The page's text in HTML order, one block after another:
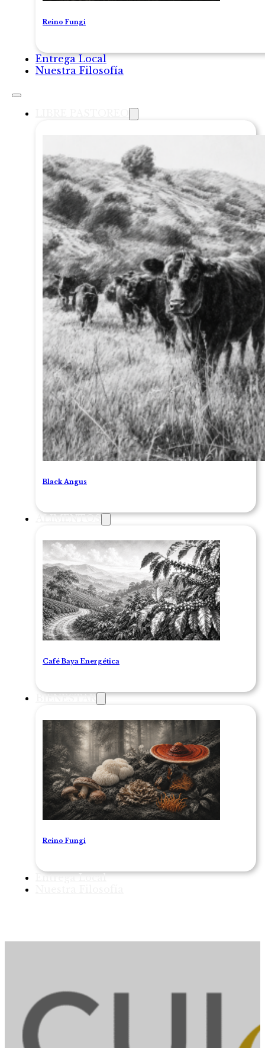
Reino Fungi
Entrega Local
Nuestra Filosofía
Black Angus
ALIMENTOS
Café Baya Energética
BIENESTAR
Reino Fungi
Entrega Local